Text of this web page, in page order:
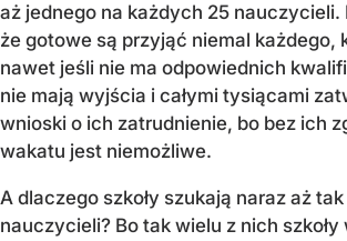
aż jednego na każdych 25 nauczycieli.
że gotowe są przyjąć niemal każdego,
nawet jeśli nie ma odpowiednich
nie mają wyjścia i całymi tysiącami
wnioski o ich zatrudnienie, bo bez ich
wakatu jest niemożliwe.
A dlaczego szkoły szukają naraz aż
nauczycieli? Bo tak wielu z nich szkoły